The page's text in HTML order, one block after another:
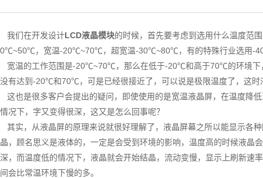
我们在开发设计LCD液晶模块的时候，首先要考虑到选用什么温度范
0℃~50℃，宽温-20℃~70℃，超宽温-30℃~80℃，有的特殊行业选用-
宽温的工作范围是-20℃~70℃，那么在低于-20℃和高于70℃的环境下
没有达到-20℃和70℃，可是已经很接近了，可以说是极限温度了，这时
这也是很多客户会提出的疑问，即使使用的是宽温液晶屏，在温度降
情况下，字又变得很深，这又是怎么回事呢？
其实，从液晶屏的原理来说就很好理解了，液晶屏幕之所以能显示各
晶，顾名思义是液体的，一定是会受到环境的影响，温度高的时候液晶
深，而温度低的情况下，液晶就会开始结晶，流动变慢，显示上刷新速
间会比常温环境下慢的多。